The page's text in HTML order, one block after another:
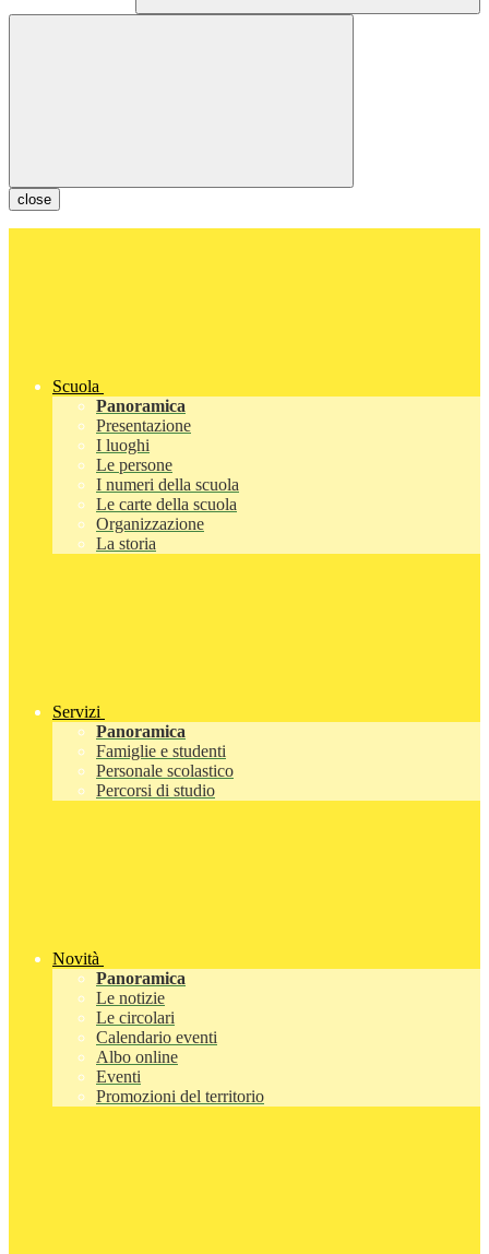
close
Scuola
Panoramica
Presentazione
I luoghi
Le persone
I numeri della scuola
Le carte della scuola
Organizzazione
La storia
Servizi
Panoramica
Famiglie e studenti
Personale scolastico
Percorsi di studio
Novità
Panoramica
Le notizie
Le circolari
Calendario eventi
Albo online
Eventi
Promozioni del territorio